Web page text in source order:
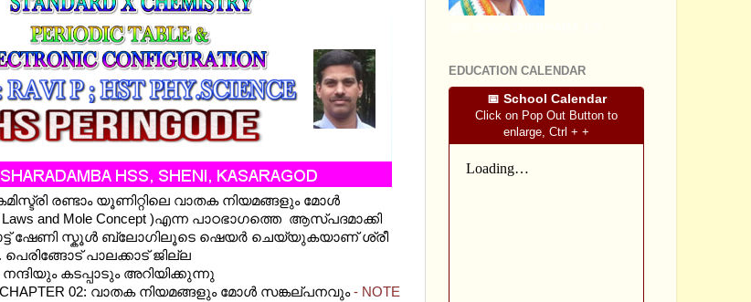
രണ്ടാം യൂണിറ്റിലെ വാതക നിയമങ്ങളും മോള്‍
and Mole Concept )എന്ന പാഠഭാഗത്തെ ആസ്പദമാക്കി
ഷേണി സ്കൂള്‍ ബ്ലോഗിലൂടെ ഷെയര്‍ ചെയ്യുകയാണ് ശ്രീ
പെരിങ്ങോട് പാലക്കാട് ജില്ല
കടപ്പാടും അറിയിക്കുന്നു
02: വാതക നിയമങ്ങളും മോള്‍ സങ്കല്പനവും- NOTE
EDUCATION CALENDAR
📅 School Calendar
Click on Pop Out Button to
enlarge, Ctrl + +